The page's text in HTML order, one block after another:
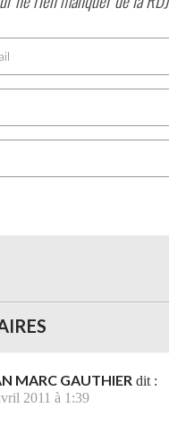
MARC GAUTHIER dit :
2011 à 1:39